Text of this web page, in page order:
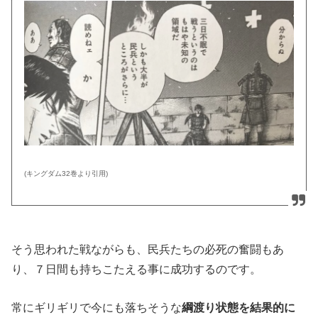
(キングダム32巻より引用)
そう思われた戦ながらも、民兵たちの必死の奮闘もあ
り、７日間も持ちこたえる事に成功するのです。
常にギリギリで今にも落ちそうな綱渡り状態を結果的に